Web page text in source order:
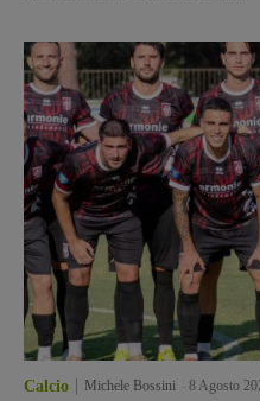
Calcio Michele Bossini 8 Agosto